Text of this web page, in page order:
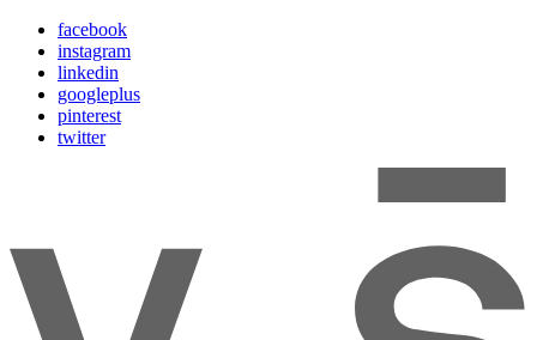
facebook
instagram
linkedin
googleplus
pinterest
twitter